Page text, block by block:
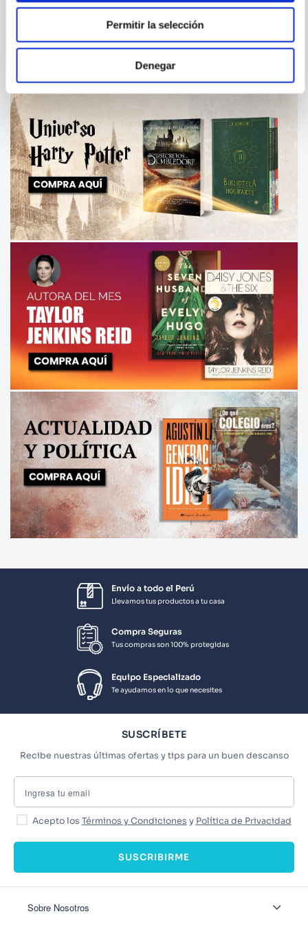
Permitir la selección
Denegar
Envío a todo el Perú
Llevamos tus productos a tu casa
Compra Seguras
Tus compras son 100% protegidas
Equipo Especializado
Te ayudamos en lo que necesites
SUSCRÍBETE
Recibe nuestras últimas ofertas y tips para un buen descanso
Acepto los Términos y Condiciones y Política de Privacidad
SUSCRIBIRME
Sobre Nosotros